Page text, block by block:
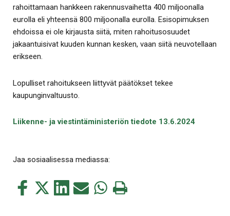
rahoittamaan hankkeen rakennusvaihetta 400 miljoonalla
eurolla eli yhteensä 800 miljoonalla eurolla. Esisopimuksen
ehdoissa ei ole kirjausta siitä, miten rahoitusosuudet
jakaantuisivat kuuden kunnan kesken, vaan siitä neuvotellaan
erikseen.
Lopulliset rahoitukseen liittyvät päätökset tekee
kaupunginvaltuusto.
Liikenne- ja viestintäministeriön tiedote 13.6.2024
Jaa sosiaalisessa mediassa:
Jaa
Jaa
Jaa Jaa Jaa Tulosta